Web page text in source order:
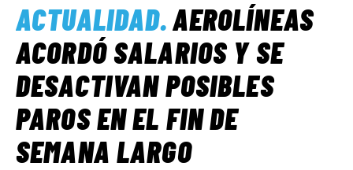
SERVICIOS SOCIALES
INFORMES ESPECIALES
FUERA DE MEGÁFONO
ACTUALIDAD.AEROLÍNEAS
ACORDÓ SALARIOS Y SE
DESACTIVAN POSIBLES
PAROS EN EL FIN DE
SEMANA LARGO